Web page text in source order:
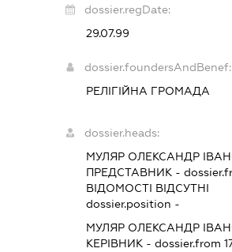
dossier.regDate:
29.07.99
dossier.foundersAndBenef:
РЕЛІГІЙНА ГРОМАДА
dossier.heads:
МУЛЯР ОЛЕКСАНДР
ПРЕДСТАВНИК -
ВІДОМОСТІ ВІДСУТНІ
dossier.position -
МУЛЯР ОЛЕКСАНДР
КЕРІВНИК - dossier.from